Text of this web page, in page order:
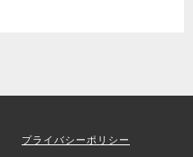
プライバシーポリシー